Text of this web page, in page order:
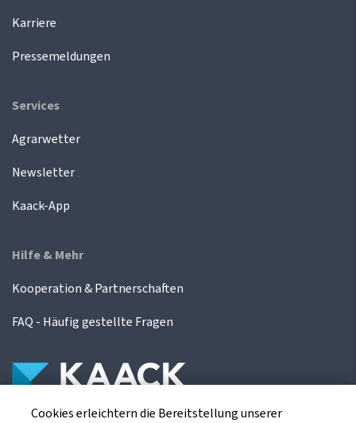
Karriere
Pressemeldungen
Services
Agrarwetter
Newsletter
Kaack-App
Hilfe & Mehr
Kooperation & Partnerschaften
FAQ - Häufig gestellte Fragen
Cookies erleichtern die Bereitstellung unserer